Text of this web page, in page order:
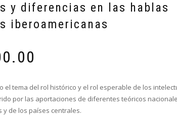
y diferencias en las hablas
iberoamericanas
el tema del rol histórico y el rol esperable de los
por las aportaciones de diferentes teóricos
y de los países centrales.